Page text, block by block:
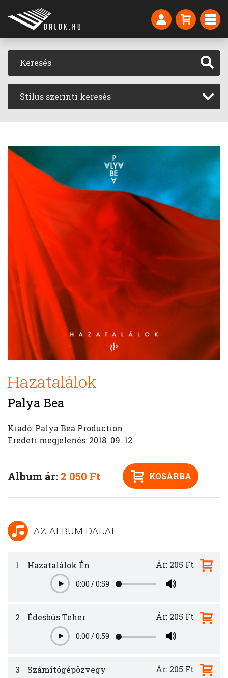
Stílus szerinti keresés
Hazatalálok
Palya Bea
Kiadó: Palya Bea Production
Eredeti megjelenés: 2018. 09. 12.
Album ár: 2 050 Ft KOSÁRBA
AZ ALBUM DALAI
1 Hazatalálok Én
Play0:00 /0:59
Ár: 205 Ft
2 Édesbús Teher
Play0:00 /0:59
Ár: 205 Ft
3 Számítógépözvegy Ár: 205 Ft